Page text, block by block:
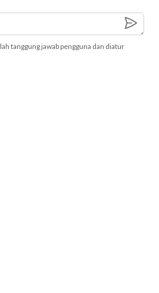
tanggung jawab pengguna dan diatur